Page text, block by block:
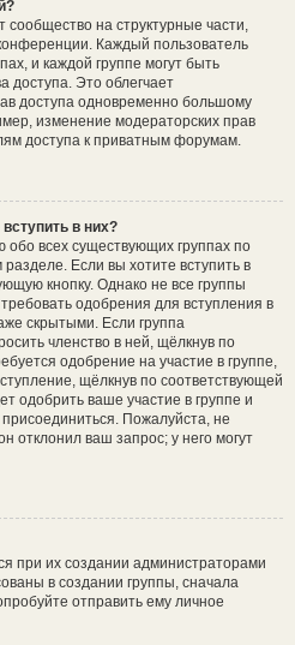
сообщество на структурные части,
Каждый пользователь
и каждой группе могут быть
доступа. Это облегчает
доступа одновременно большому
изменение модераторских прав
доступа к приватным форумам.
в них?
всех существующих группах по
Если вы хотите вступить в
кнопку. Однако не все группы
одобрения для вступления в
скрытыми. Если группа
членство в ней, щёлкнув по
одобрение на участие в группе,
щёлкнув по соответствующей
одобрить ваше участие в группе и
Пожалуйста, не
отклонил ваш запрос; у него могут
при их создании администраторами
в создании группы, сначала
отправить ему личное